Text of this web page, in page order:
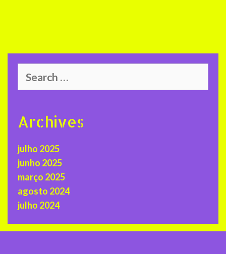
for:
Archives
julho 2025
junho 2025
março 2025
agosto 2024
julho 2024